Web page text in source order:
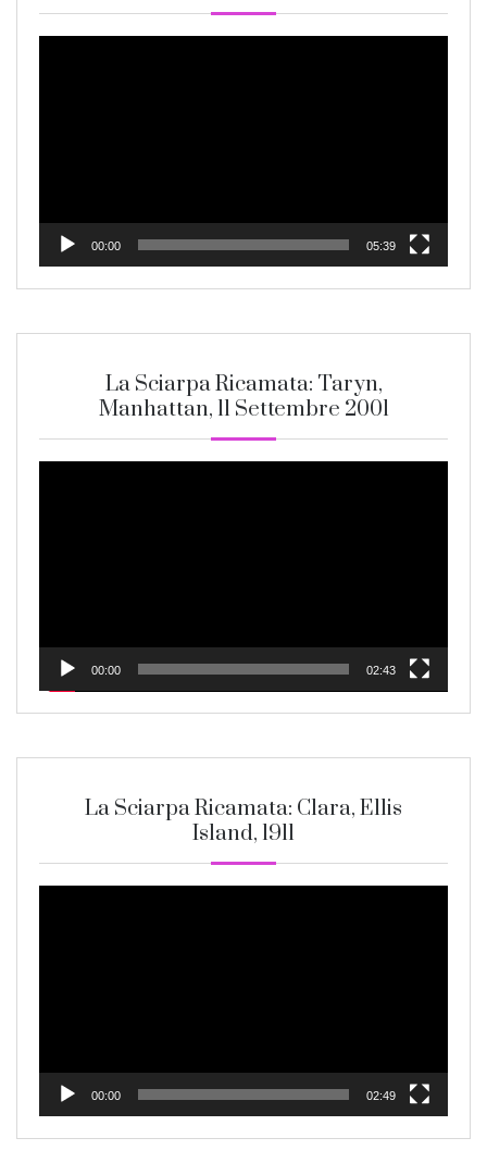
00:00 05:39
La Sciarpa Ricamata: Taryn,
Manhattan, 11 Settembre 2001
00:00 02:43
La Sciarpa Ricamata: Clara, Ellis
Island, 1911
00:00 02:49